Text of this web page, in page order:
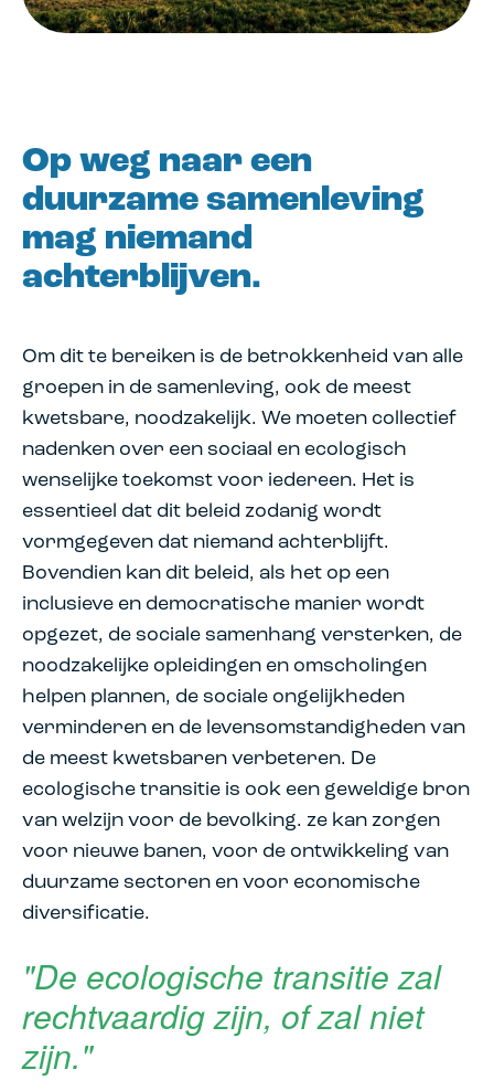
Op weg naar een
duurzame samenleving
mag niemand
achterblijven.
Om dit te bereiken is de betrokkenheid van alle
groepen in de samenleving, ook de meest
kwetsbare, noodzakelijk. We moeten collectief
nadenken over een sociaal en ecologisch
wenselijke toekomst voor iedereen. Het is
essentieel dat dit beleid zodanig wordt
vormgegeven dat niemand achterblijft.
Bovendien kan dit beleid, als het op een
inclusieve en democratische manier wordt
opgezet, de sociale samenhang versterken, de
noodzakelijke opleidingen en omscholingen
helpen plannen, de sociale ongelijkheden
verminderen en de levensomstandigheden van
de meest kwetsbaren verbeteren. De
ecologische transitie is ook een geweldige bron
van welzijn voor de bevolking. ze kan zorgen
voor nieuwe banen, voor de ontwikkeling van
duurzame sectoren en voor economische
diversificatie.
"De ecologische transitie zal
rechtvaardig zijn, of zal niet
zijn."